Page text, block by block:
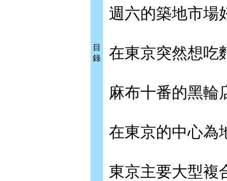
目
錄
週六的築地市場
在東京突然想吃
麻布十番的黑輪
在東京的中心為
東京主要大型複